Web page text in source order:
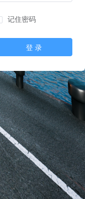
记住密码
登 录